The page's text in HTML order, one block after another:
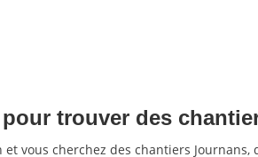
trouver des
et vous cherchez des chantiers